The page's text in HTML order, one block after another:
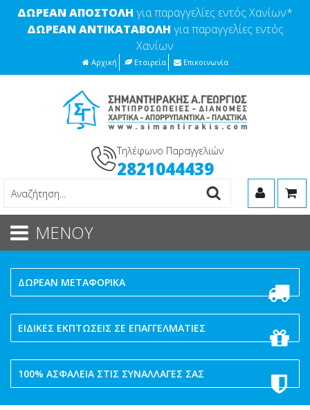
ΔΩΡΕΑΝ ΑΠΟΣΤΟΛΗ για παραγγελίες εντός Χανίων*
ΔΩΡΕΑΝ ΑΝΤΙΚΑΤΑΒΟΛΗ για παραγγελίες εντός
Χανίων
Αρχική Εταιρεία Επικοινωνία
Τηλέφωνο Παραγγελιών
2821044439
ΜΕΝΟΥ
ΔΩΡΕΑΝ ΜΕΤΑΦΟΡΙΚΑ
ΕΙΔΙΚΕΣ ΕΚΠΤΩΣΕΙΣ ΣΕ ΕΠΑΓΓΕΛΜΑΤΙΕΣ
100% ΑΣΦΑΛΕΙΑ ΣΤΙΣ ΣΥΝΑΛΛΑΓΕΣ ΣΑΣ